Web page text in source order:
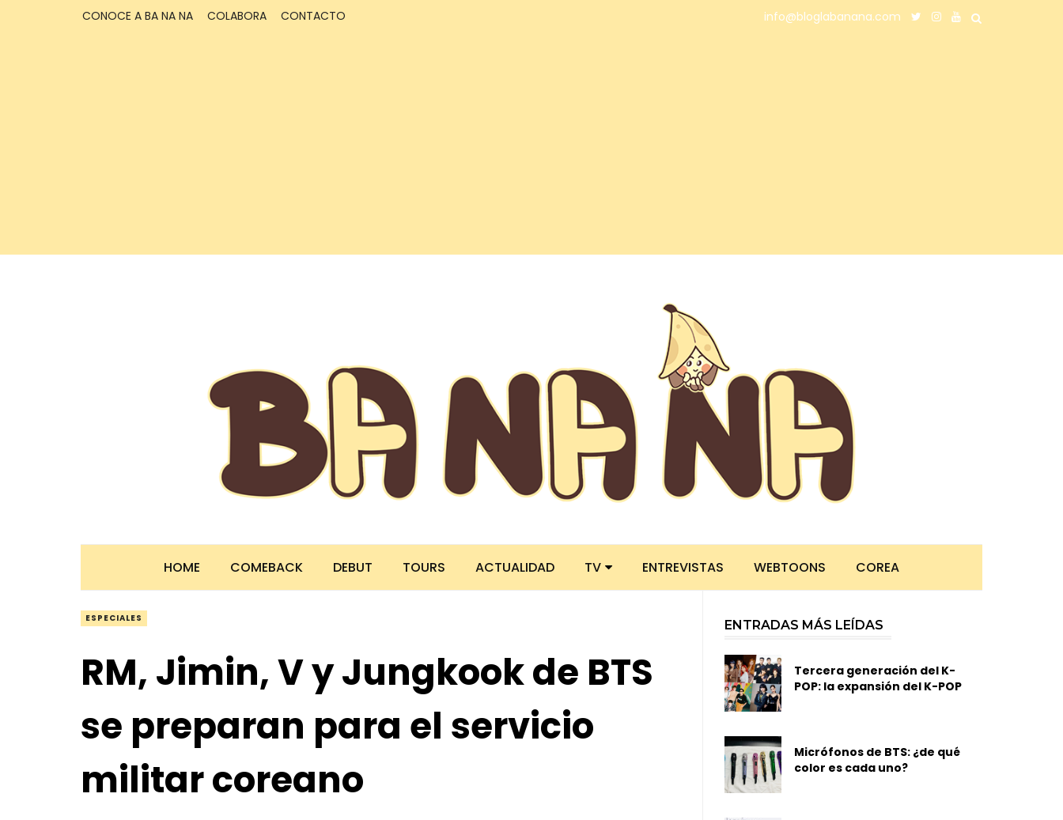
CONOCE A BA NA NA COLABORA CONTACTO info@bloglabanana.com
HOME COMEBACK DEBUT TOURS ACTUALIDAD TV ENTREVISTAS WEBTOONS COREA
ESPECIALES
RM, Jimin, V y Jungkook de BTS
se preparan para el servicio
militar coreano
ENTRADAS MÁS LEÍDAS
Tercera generación del K-
POP: la expansión del K-POP
Micrófonos de BTS: ¿de qué
color es cada uno?